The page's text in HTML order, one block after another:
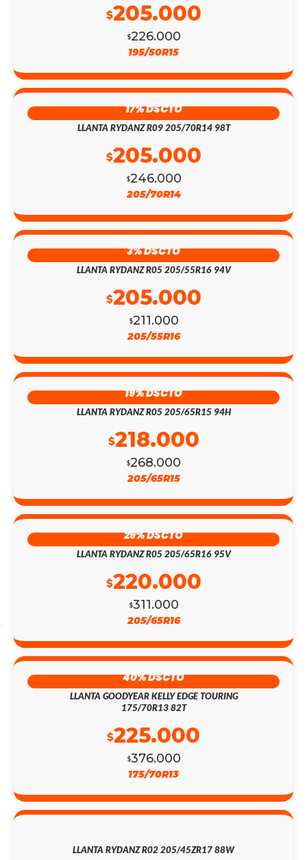
$226.000
$205.000
195/50R15
17% DSCTO
LLANTA RYDANZ R09 205/70R14 98T
$246.000
$205.000
205/70R14
3% DSCTO
LLANTA RYDANZ R05 205/55R16 94V
$211.000
$205.000
205/55R16
19% DSCTO
LLANTA RYDANZ R05 205/65R15 94H
$268.000
$218.000
205/65R15
29% DSCTO
LLANTA RYDANZ R05 205/65R16 95V
$311.000
$220.000
205/65R16
40% DSCTO
LLANTA GOODYEAR KELLY EDGE TOURING
175/70R13 82T
$376.000
$225.000
175/70R13
LLANTA RYDANZ R02 205/45ZR17 88W